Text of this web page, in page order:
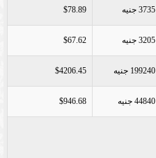
3735 جنيه $78.89
3205 جنيه $67.62
199240 جنيه $4206.45
44840 جنيه $946.68